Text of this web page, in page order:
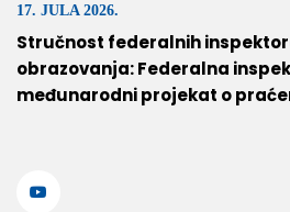
17. JULA 2026.
Stručnost federalnih
obrazovanja: Federalna
međunarodni projekat o